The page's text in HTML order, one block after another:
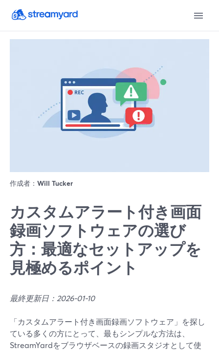
作成者： Will Tucker
カスタムアラート付き画面
録画ソフトウェアの選び
方：最適なセットアップを
見極めるポイント
最終更新日：2026-01-10
「カスタムアラート付き画面録画ソフトウェア」を探し
ている多くの方にとって、最もシンプルな方法は、
StreamYardをブラウザベースの録画スタジオとして使